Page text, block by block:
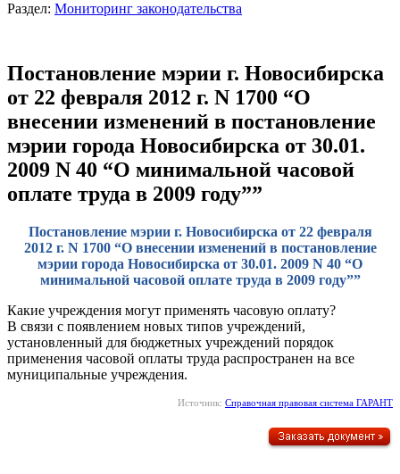
Раздел: Мониторинг законодательства
Постановление мэрии г. Новосибирска
от 22 февраля 2012 г. N 1700 “О
внесении изменений в постановление
мэрии города Новосибирска от 30.01.
2009 N 40 “О минимальной часовой
оплате труда в 2009 году””
Постановление мэрии г. Новосибирска от 22 февраля
2012 г. N 1700 “О внесении изменений в постановление
мэрии города Новосибирска от 30.01. 2009 N 40 “О
минимальной часовой оплате труда в 2009 году””
Какие учреждения могут применять часовую оплату?
В связи с появлением новых типов учреждений,
установленный для бюджетных учреждений порядок
применения часовой оплаты труда распространен на все
муниципальные учреждения.
Источник: Справочная правовая система ГАРАНТ